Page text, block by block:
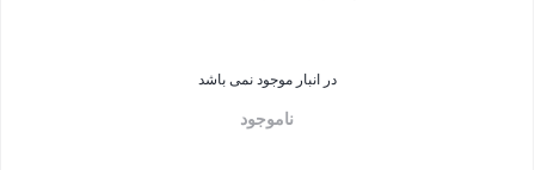
در انبار موجود نمی باشد
ناموجود